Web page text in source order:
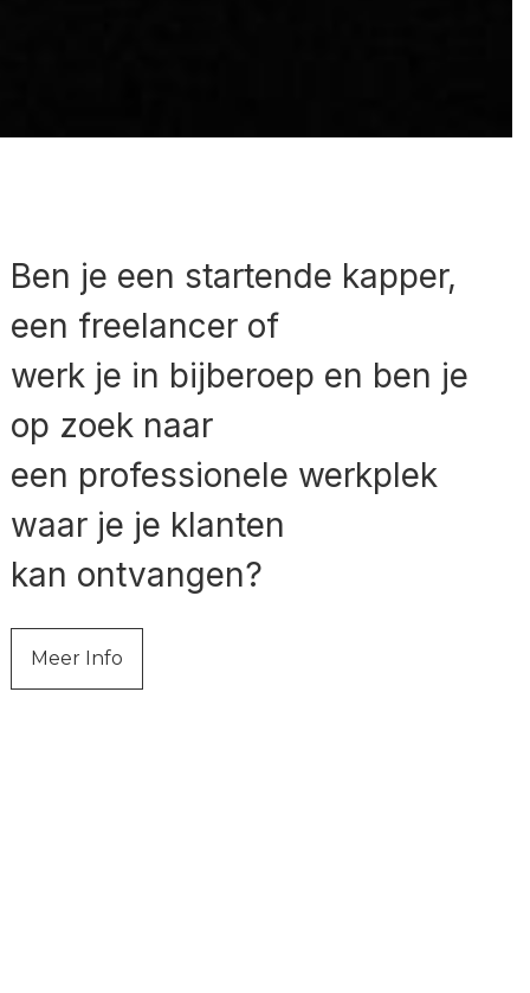
Ben je een startende kapper,
een freelancer of
werk je in bijberoep en ben je
op zoek naar
een professionele werkplek
waar je je klanten
kan ontvangen?
Meer Info